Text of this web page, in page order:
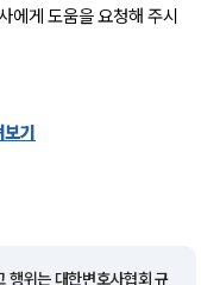
에게 도움을 요청해 주시
기
행위는 대한변호사협회 규